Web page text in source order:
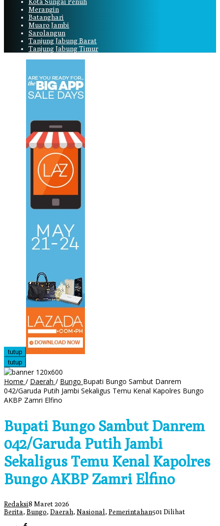
Kota Sungai Penuh
Merangin
Batanghari
Muaro Jambi
Sarolangun
Tanjung Jabung Barat
Tanjung Jabung Timur
tutup
tutup
Home / Daerah / Bungo Bupati Bungo Sambut Danrem
042/Garuda Putih Jambi Sekaligus Temu Kenal Kapolres Bungo
AKBP Zamri Elfino
Bupati Bungo Sambut Danrem
042/Garuda Putih Jambi
Sekaligus Temu Kenal Kapolres
Bungo AKBP Zamri Elfino
Redaksi8 Maret 2026
Berita, Bungo, Daerah, Nasional , Pemerintahan501 Dilihat